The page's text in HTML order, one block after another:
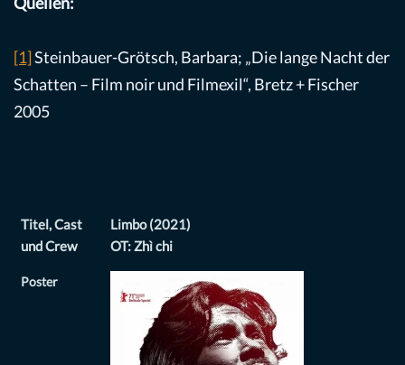
[1]Steinbauer-Grötsch, Barbara; „Die lange Nacht der
Schatten – Film noir und Filmexil“, Bretz + Fischer
2005
Titel, Cast
und Crew
Limbo (2021)
OT: Zhì chi
Poster